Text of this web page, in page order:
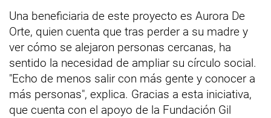
Una beneficiaria de este proyecto es Aurora De
Orte, quien cuenta que tras perder a su madre y
ver cómo se alejaron personas cercanas, ha
sentido la necesidad de ampliar su círculo social.
"Echo de menos salir con más gente y conocer a
más personas", explica. Gracias a esta iniciativa,
que cuenta con el apoyo de la Fundación Gil